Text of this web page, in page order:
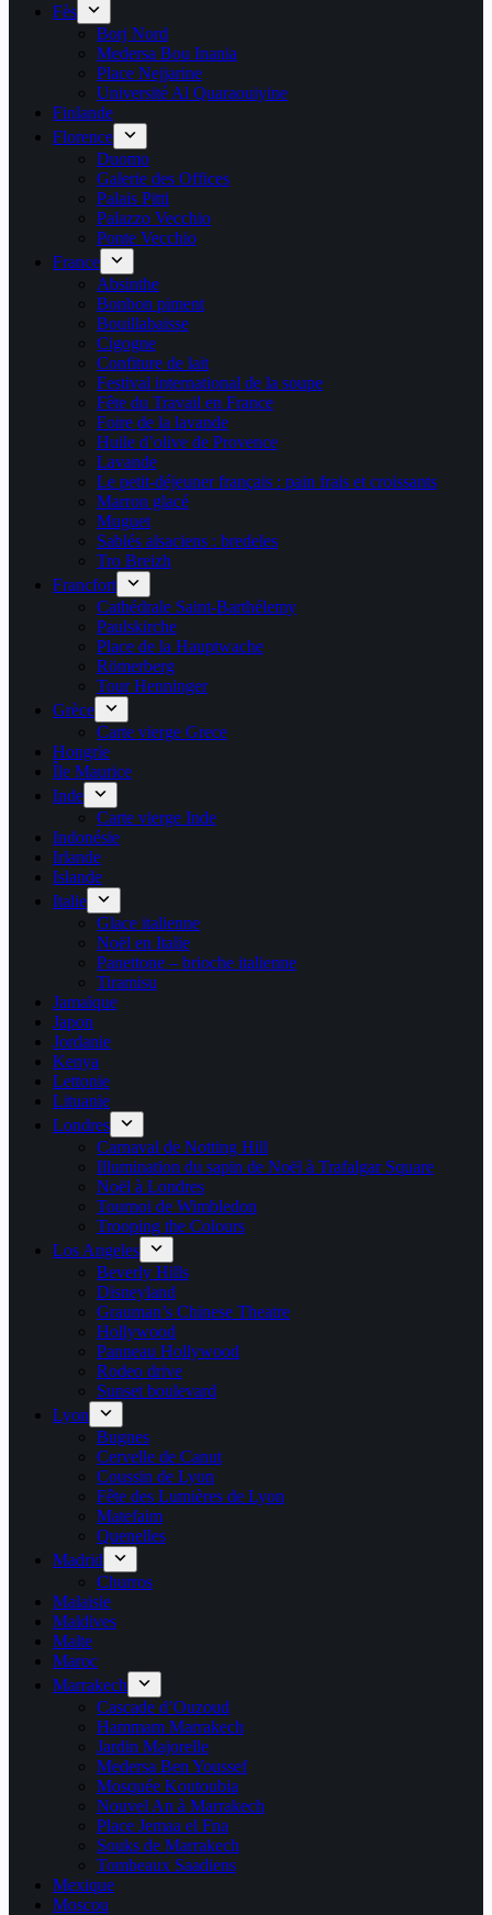
Fès
Borj Nord
Medersa Bou Inania
Place Nejjarine
Université Al Quaraouiyine
Finlande
Florence
Duomo
Galerie des Offices
Palais Pitti
Palazzo Vecchio
Ponte Vecchio
France
Absinthe
Bonbon piment
Bouillabaisse
Cigogne
Confiture de lait
Festival international de la soupe
Fête du Travail en France
Foire de la lavande
Huile d’olive de Provence
Lavande
Le petit-déjeuner français : pain frais et croissants
Marron glacé
Muguet
Sablés alsaciens : bredeles
Tro Breizh
Francfort
Cathédrale Saint-Barthélemy
Paulskirche
Place de la Hauptwache
Römerberg
Tour Henninger
Grèce
Carte vierge Grece
Hongrie
Île Maurice
Inde
Carte vierge Inde
Indonésie
Irlande
Islande
Italie
Glace italienne
Noël en Italie
Panettone – brioche italienne
Tiramisu
Jamaïque
Japon
Jordanie
Kenya
Lettonie
Lituanie
Londres
Carnaval de Notting Hill
Illumination du sapin de Noël à Trafalgar Square
Noël à Londres
Tournoi de Wimbledon
Trooping the Colours
Los Angeles
Beverly Hills
Disneyland
Grauman’s Chinese Theatre
Hollywood
Panneau Hollywood
Rodeo drive
Sunset boulevard
Lyon
Bugnes
Cervelle de Canut
Coussin de Lyon
Fête des Lumières de Lyon
Matefaim
Quenelles
Madrid
Churros
Malaisie
Maldives
Malte
Maroc
Marrakech
Cascade d’Ouzoud
Hammam Marrakech
Jardin Majorelle
Medersa Ben Youssef
Mosquée Koutoubia
Nouvel An à Marrakech
Place Jemaa el Fna
Souks de Marrakech
Tombeaux Saadiens
Mexique
Moscou